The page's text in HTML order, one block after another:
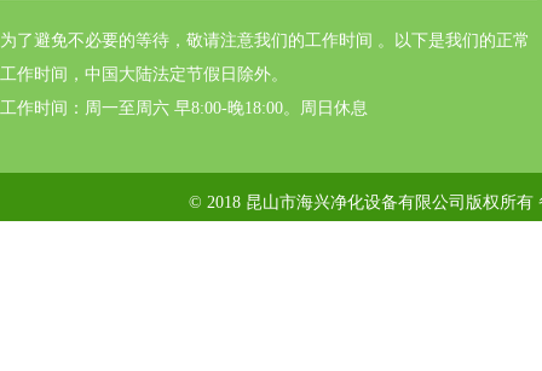
为了避免不必要的等待，敬请注意我们的工作时间 。以下是我们的正常
工作时间，中国大陆法定节假日除外。
工作时间：周一至周六 早8:00-晚18:00。周日休息
© 2018 昆山市海兴净化设备有限公司版权所有